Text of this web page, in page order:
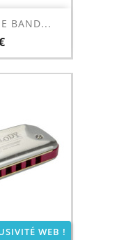
BAND...
WEB !